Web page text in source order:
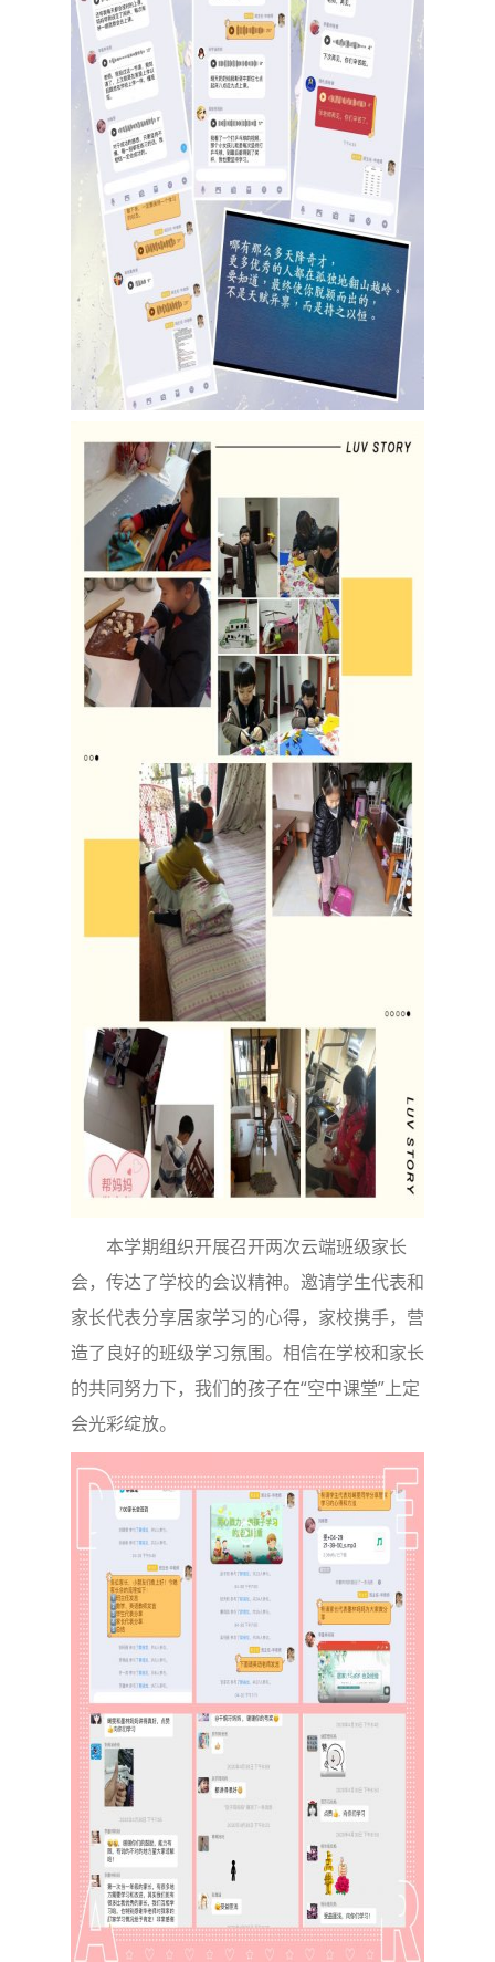
本学期组织开展召开两次云端班级家长
会，传达了学校的会议精神。邀请学生代表和
家长代表分享居家学习的心得，家校携手，营
造了良好的班级学习氛围。相信在学校和家长
的共同努力下，我们的孩子在“空中课堂”上定
会光彩绽放。